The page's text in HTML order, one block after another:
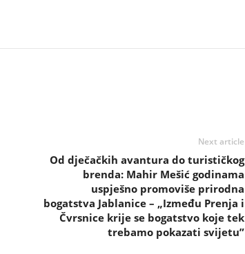
Next article
Od dječačkih avantura do turističkog
brenda: Mahir Mešić godinama
uspješno promoviše prirodna
bogatstva Jablanice – „Između Prenja i
Čvrsnice krije se bogatstvo koje tek
trebamo pokazati svijetu”